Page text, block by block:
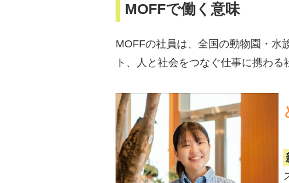
MOFFで働く意味
MOFFの社員は、全国の動物園・水
ト、人と社会をつなぐ仕事に携わ